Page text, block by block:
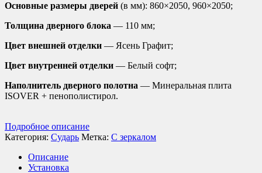
Основные размеры дверей (в мм): 860×2050, 960×2050;
Толщина дверного блока — 110 мм;
Цвет внешней отделки — Ясень Графит;
Цвет внутренней отделки — Белый софт;
Наполнитель дверного полотна — Минеральная плита
ISOVER + пенополистирол.
Подробное описание
Категория: Сударь Метка: С зеркалом
Описание
Установка